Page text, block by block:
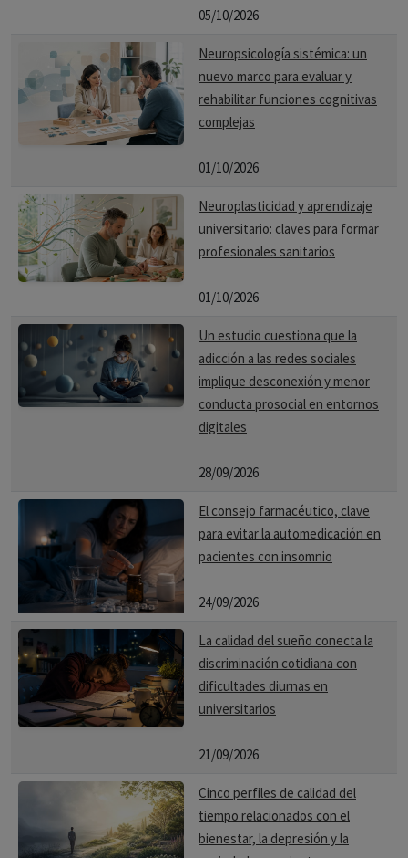
05/10/2026
Neuropsicología sistémica: un
nuevo marco para evaluar y
rehabilitar funciones cognitivas
complejas
01/10/2026
Neuroplasticidad y aprendizaje
universitario: claves para formar
profesionales sanitarios
01/10/2026
Un estudio cuestiona que la
adicción a las redes sociales
implique desconexión y menor
conducta prosocial en entornos
digitales
28/09/2026
El consejo farmacéutico, clave
para evitar la automedicación en
pacientes con insomnio
24/09/2026
La calidad del sueño conecta la
discriminación cotidiana con
dificultades diurnas en
universitarios
21/09/2026
Cinco perfiles de calidad del
tiempo relacionados con el
bienestar, la depresión y la